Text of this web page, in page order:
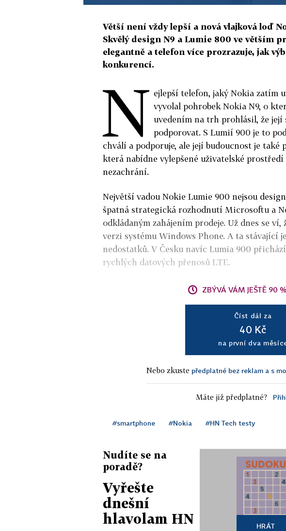
Větší není vždy lepší a nová vlajková loď
Skvělý design N9 a Lumie 800 ve větším
elegantně a telefon více prozrazuje, jak
konkurencí.
N ejlepší telefon, jaký Nokia zatím
vyvolal pohrobek Nokia N9, o
uvedením na trh prohlásil, že její
podporovat. S Lumií 900 je to
chválí a podporuje, ale její budoucnost je také
která nabídne vylepšené uživatelské
nezachrání.
Největší vadou Nokie Lumie 900 nejsou
špatná strategická rozhodnutí Microsoftu a
odkládaným zahájením prodeje. Už dnes se
verzi systému Windows Phone. A ta stávající
nedostatků. V Česku navíc Lumia 900
rychlých datových přenosů LTE.
ZBÝVÁ VÁM JEŠTĚ 90
Číst dál za
40 Kč
na první dva
Nebo zkuste předplatné bez reklam a s
Máte již předplatné?
#smartphone #Nokia #HN Tech testy
Nudíte se na
poradě?
Vyřešte
dnešní
hlavolam HN
HRÁT